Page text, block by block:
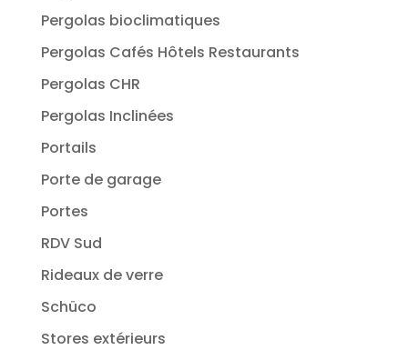
Pergolas bioclimatiques
Pergolas Cafés Hôtels Restaurants
Pergolas CHR
Pergolas Inclinées
Portails
Porte de garage
Portes
RDV Sud
Rideaux de verre
Schüco
Stores extérieurs